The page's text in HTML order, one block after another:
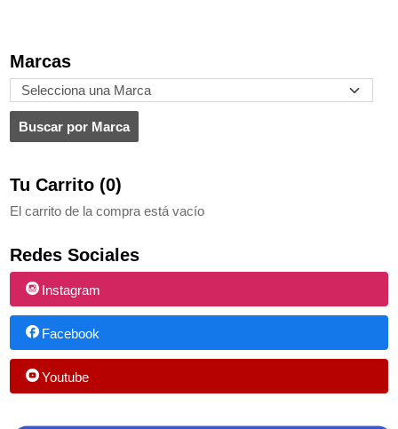
Marcas
Tu Carrito (0)
El carrito de la compra está vacío
Redes Sociales
Instagram
Facebook
Youtube